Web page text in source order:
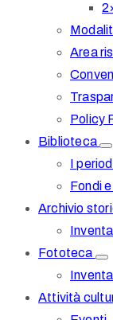
Area
Policy
Biblioteca
I
Fondi
Archivio
Fototeca
Attività